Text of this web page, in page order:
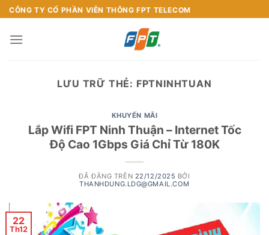
Chuyển
đến
nội
CÔNG TY CỔ PHẦN VIỄN THÔNG FPT TELECOM
LƯU TRỮ THẺ: FPTNINHTUAN
KHUYẾN MÃI
Lắp Wifi FPT Ninh Thuận – Internet Tốc
Độ Cao 1Gbps Giá Chỉ Từ 180K
ĐÃ ĐĂNG TRÊN 22/12/2025 BỞI
THANHDUNG.LDG@GMAIL.COM
22
Th12